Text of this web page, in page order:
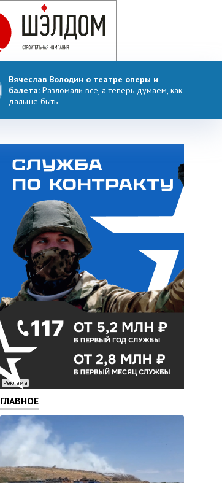
Вячеслав Володин о театре оперы и
балета: Разломали все, а теперь думаем, как
дальше быть
Реклама
ГЛАВНОЕ